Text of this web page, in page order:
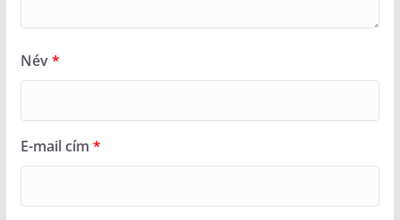
Név*
E-mail cím *